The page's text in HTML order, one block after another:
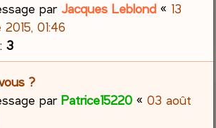
parJacques Leblond « 13
01:46
:3
?
parPatrice15220 «03 août